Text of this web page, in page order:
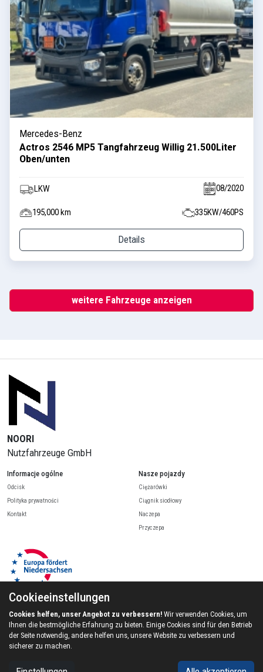
Mercedes-Benz
Actros 2546 MP5 Tangfahrzeug Willig 21.500Liter
Oben/unten
LKW 08/2020
195,000 km 335KW/460PS
Details
weitere Fahrzeuge anzeigen
NOORI
Nutzfahrzeuge GmbH
Informacje ogólne
Odcisk
Polityka prywatności
Kontakt
Nasze pojazdy
Ciężarówki
Ciągnik siodłowy
Naczepa
Przyczepa
© 2024 Noori Nutzfahrzeuge GmbH, Inc. All rights reserved.
Cookieeinstellungen
Cookies helfen, unser Angebot zu verbessern! Wir verwenden Cookies, um
Ihnen die bestmögliche Erfahrung zu bieten. Einige Cookies sind für den Betrieb
der Seite notwendig, andere helfen uns, unsere Website zu verbessern und
sicherer zu machen.